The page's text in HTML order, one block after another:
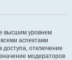
высшим уровнем
аспектами
отключение
модераторов